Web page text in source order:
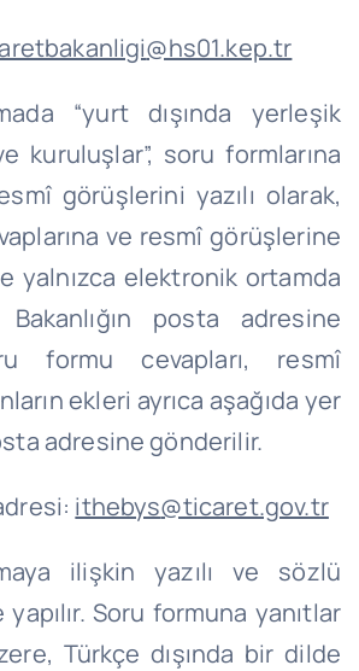
@hs01.kep.tr
“yurt dışında yerleşik
kuruluşlar”, soru formlarına
görüşlerini yazılı olarak,
ve resmî görüşlerine
yalnızca elektronik ortamda
posta adresine
formu cevapları, resmî
ekleri ayrıca aşağıda yer
adresine gönderilir.
ithebys@ticaret.gov.tr
ilişkin yazılı ve sözlü
Soru formuna yanıtlar
Türkçe dışında bir dilde